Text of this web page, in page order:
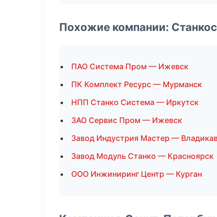
Похожие компании:
ПАО Система Пром — Ижевск
ПК Комплект Ресурс — Мурманск
НПП Станко Система — Иркутск
ЗАО Сервис Пром — Ижевск
Завод Индустрия Мастер —
Завод Модуль Станко — Красноярск
ООО Инжиниринг Центр — Курган